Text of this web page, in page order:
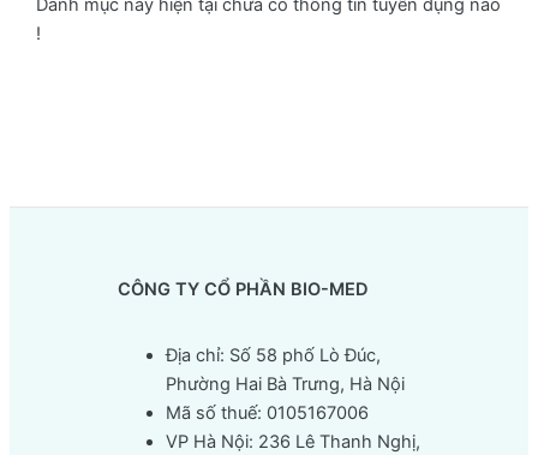
Danh mục này hiện tại chưa có thông tin tuyển dụng nào
!
CÔNG TY CỔ PHẦN BIO-MED
Địa chỉ: Số 58 phố Lò Đúc,
Phường Hai Bà Trưng, Hà Nội
Mã số thuế: 0105167006
VP Hà Nội: 236 Lê Thanh Nghị,